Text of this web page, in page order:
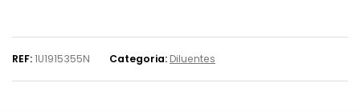
REF:1U1915355N Categoria: Diluentes